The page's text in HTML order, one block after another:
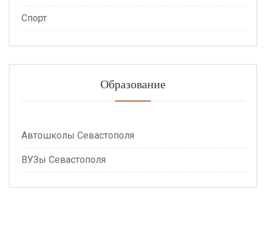
Спорт
Образование
Автошколы Севастополя
ВУЗы Севастополя